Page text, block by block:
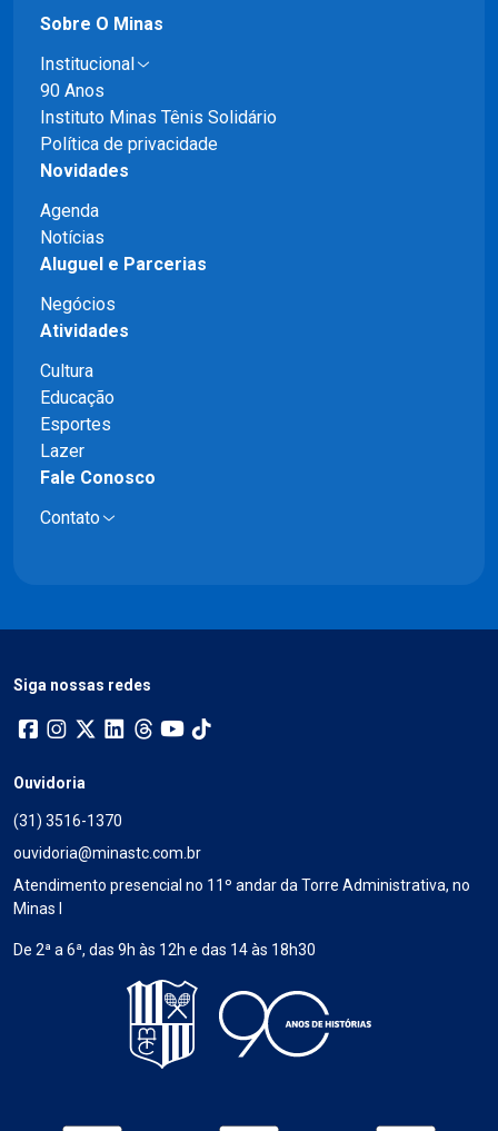
Sobre O Minas
Institucional
90 Anos
Instituto Minas Tênis Solidário
Política de privacidade
Novidades
Agenda
Notícias
Aluguel e Parcerias
Negócios
Atividades
Cultura
Educação
Esportes
Lazer
Fale Conosco
Contato
Siga nossas redes
Ouvidoria
(31) 3516-1370
ouvidoria@minastc.com.br
Atendimento presencial no 11º andar da Torre Administrativa, no
Minas I
De 2ª a 6ª, das 9h às 12h e das 14 às 18h30